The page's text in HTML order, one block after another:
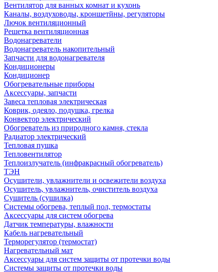
Вентилятор для ванных комнат и кухонь
Каналы, воздуховоды, кроншетйны, регуляторы
Лючок вентиляционный
Решетка вентиляционная
Водонагреватели
Водонагреватель накопительный
Запчасти для водонагревателя
Кондиционеры
Кондиционер
Обогревательные приборы
Аксессуары, запчасти
Завеса тепловая электрическая
Коврик, одеяло, подушка, грелка
Конвектор электрический
Обогреватель из природного камня, стекла
Радиатор электрический
Тепловая пушка
Тепловентилятор
Теплоизлучатель (инфракрасный обогреватель)
ТЭН
Осушители, увлажнители и освежители воздуха
Осушитель, увлажнитель, очиститель воздуха
Сушитель (сушилка)
Системы обогрева, теплый пол, термостаты
Аксессуары для систем обогрева
Датчик температуры, влажности
Кабель нагревательный
Терморегулятор (термостат)
Нагревательный мат
Аксессуары для систем защиты от протечки воды
Системы защиты от протечки воды